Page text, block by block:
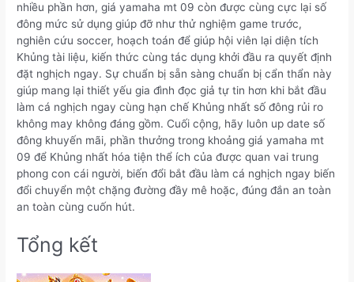
nhiều phần hơn, giá yamaha mt 09 còn được cùng cực lại số
đông mức sử dụng giúp đỡ như thử nghiệm game trước,
nghiên cứu soccer, hoạch toán để giúp hội viên lại diện tích
Khủng tài liệu, kiến thức cùng tác dụng khởi đầu ra quyết định
đặt nghịch ngay. Sự chuẩn bị sẵn sàng chuẩn bị cẩn thẩn này
giúp mang lại thiết yếu gia đình đọc giả tự tin hơn khi bắt đầu
làm cá nghịch ngay cùng hạn chế Khủng nhất số đông rủi ro
không may không đáng gồm. Cuối cộng, hãy luôn up date số
đông khuyến mãi, phần thưởng trong khoảng giá yamaha mt
09 để Khủng nhất hóa tiện thể ích của được quan vai trung
phong con cái người, biến đổi bắt đầu làm cá nghịch ngay biến
đổi chuyển một chặng đường đầy mê hoặc, đúng đắn an toàn
an toàn cùng cuốn hút.
Tổng kết